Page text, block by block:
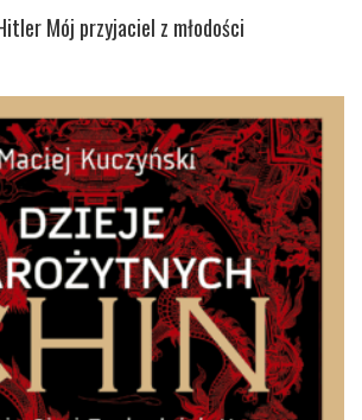
Mój przyjaciel z młodości